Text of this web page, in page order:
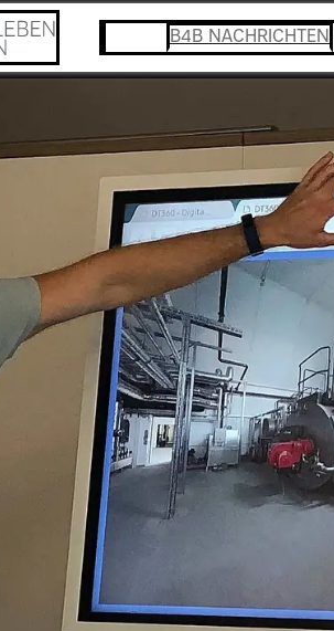
B4B NACHRICHTEN